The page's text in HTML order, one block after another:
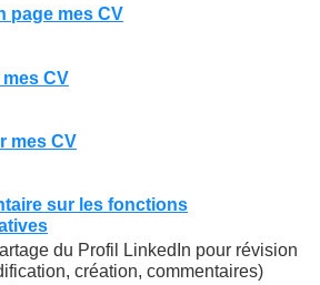
page mes CV
CV
mes CV
sur les fonctions
du Profil LinkedIn pour révision
création, commentaires)